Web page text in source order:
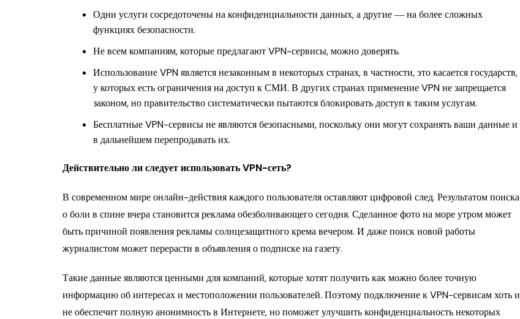
Одни услуги сосредоточены на конфиденциальности данных, а другие ― на более сложных
функциях безопасности.
Не всем компаниям, которые предлагают VPN-сервисы, можно доверять.
Использование VPN является незаконным в некоторых странах, в частности, это касается государств,
у которых есть ограничения на доступ к СМИ. В других странах применение VPN не запрещается
законом, но правительство систематически пытаются блокировать доступ к таким услугам.
Бесплатные VPN-сервисы не являются безопасными, поскольку они могут сохранять ваши данные и
в дальнейшем перепродавать их.
Действительно ли следует использовать VPN-сеть?
В современном мире онлайн-действия каждого пользователя оставляют цифровой след. Результатом поиска
о боли в спине вчера становится реклама обезболивающего сегодня. Сделанное фото на море утром может
быть причиной появления рекламы солнцезащитного крема вечером. И даже поиск новой работы
журналистом может перерасти в объявления о подписке на газету.
Такие данные являются ценными для компаний, которые хотят получить как можно более точную
информацию об интересах и местоположении пользователей. Поэтому подключение к VPN-сервисам хоть и
не обеспечит полную анонимность в Интернете, но поможет улучшить конфиденциальность некоторых